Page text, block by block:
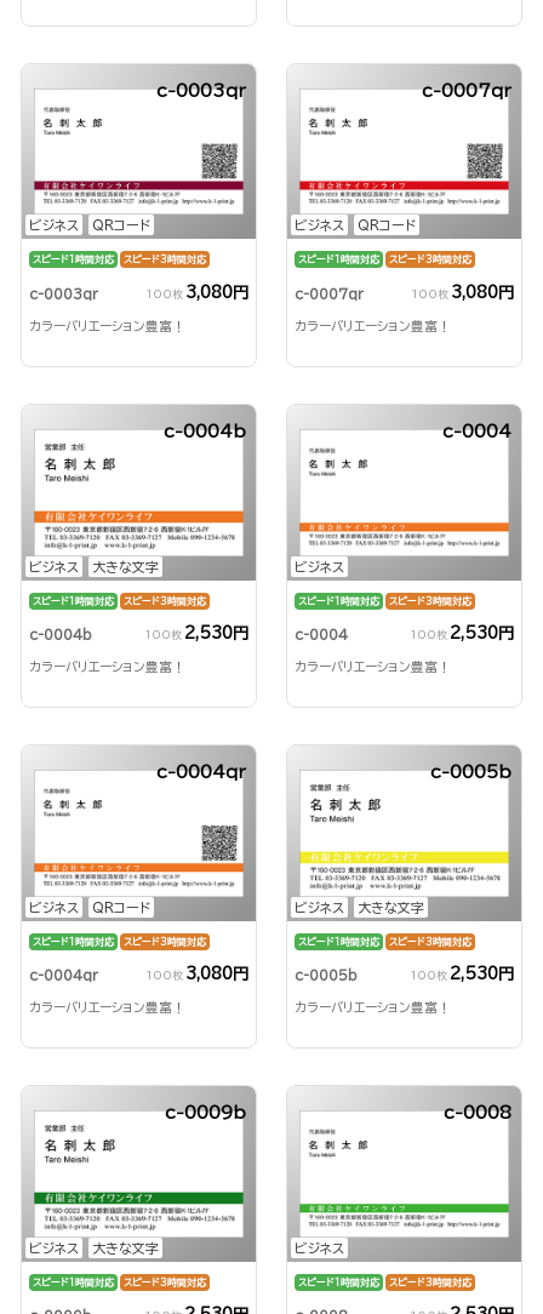
ビジネス QRコード
c-0003qr
スピード1時間対応 スピード3時間対応
c-0003qr 100枚 3,080円
カラーバリエーション豊富！
ビジネス QRコード
c-0007qr
スピード1時間対応 スピード3時間対応
c-0007qr 100枚 3,080円
カラーバリエーション豊富！
ビジネス 大きな文字
c-0004b
スピード1時間対応 スピード3時間対応
c-0004b 100枚 2,530円
カラーバリエーション豊富！
ビジネス
c-0004
スピード1時間対応 スピード3時間対応
c-0004 100枚 2,530円
カラーバリエーション豊富！
ビジネス QRコード
c-0004qr
スピード1時間対応 スピード3時間対応
c-0004qr 100枚 3,080円
カラーバリエーション豊富！
ビジネス 大きな文字
c-0005b
スピード1時間対応 スピード3時間対応
c-0005b 100枚 2,530円
カラーバリエーション豊富！
ビジネス 大きな文字
c-0009b
スピード1時間対応 スピード3時間対応
ビジネス
c-0008
スピード1時間対応 スピード3時間対応